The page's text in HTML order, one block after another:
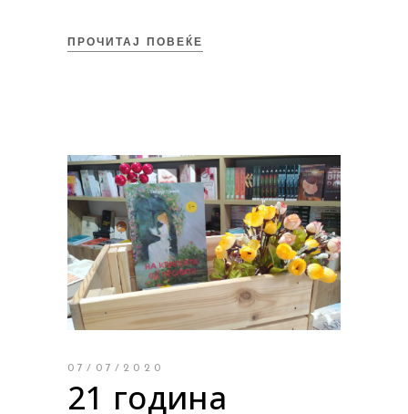
ПРОЧИТАЈ ПОВЕЌЕ
07/07/2020
21 година